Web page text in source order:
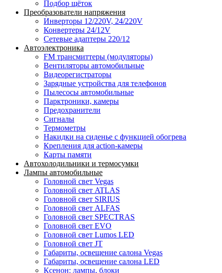
Подбор щёток
Преобразователи напряжения
Инверторы 12/220V, 24/220V
Конвертеры 24/12V
Сетевые адаптеры 220/12
Автоэлектроника
FM трансмиттеры (модуляторы)
Вентиляторы автомобильные
Видеорегистраторы
Зарядные устройства для телефонов
Пылесосы автомобильные
Парктроники, камеры
Предохранители
Сигналы
Термометры
Накидки на сиденье с функцией обогрева
Крепления для action-камеры
Карты памяти
Автохолодильники и термосумки
Лампы автомобильные
Головной свет Vegas
Головной свет ATLAS
Головной свет SIRIUS
Головной свет ALFAS
Головной свет SPECTRAS
Головной свет EVO
Головной свет Lumos LED
Головной свет JT
Габариты, освещение салона Vegas
Габариты, освещение салона LED
Ксенон: лампы, блоки